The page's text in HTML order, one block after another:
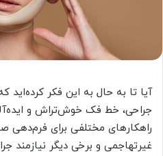
آیا تا به حال به این فکر
جراحی، خط فک خوش‌تراش و
راهکارهای مختلفی برای فرم‌دهی
غیرتهاجمی و برخی دیگر نیازمند